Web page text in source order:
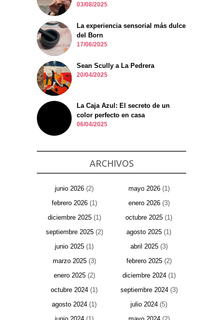
03/08/2025
La experiencia sensorial más dulce
del Born
17/06/2025
Sean Scully a La Pedrera
20/04/2025
La Caja Azul: El secreto de un
color perfecto en casa
06/04/2025
ARCHIVOS
junio 2026 (2) mayo 2026(1)
febrero 2026(1) enero 2026(3)
diciembre 2025(1) octubre 2025 (1)
septiembre 2025(2) agosto 2025 (1)
junio 2025 (1) abril 2025(3)
marzo 2025(3) febrero 2025(2)
enero 2025(2) diciembre 2024(1)
octubre 2024 (1) septiembre 2024(3)
agosto 2024 (1) julio 2024 (5)